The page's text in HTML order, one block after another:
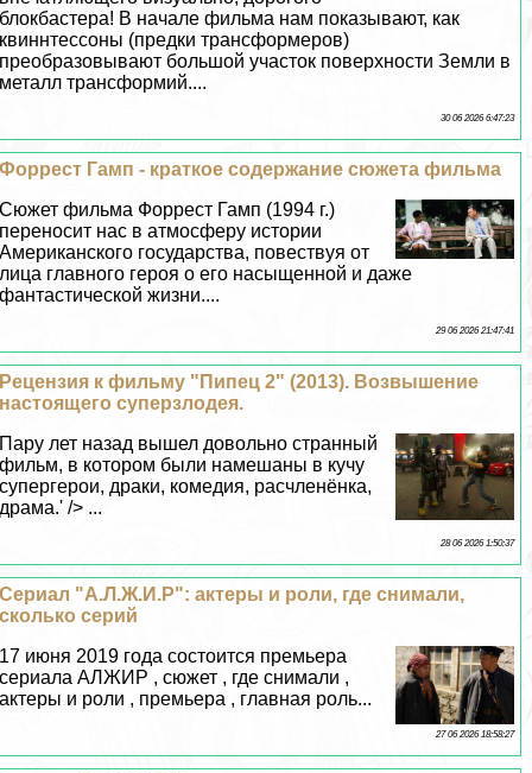
блокбастера! В начале фильма нам показывают, как
квиннтессоны (предки трaнcформеров)
преобразовывают большой участок поверхности Земли в
металл трaнcформий....
30 06 2026 6:47:23
Форрест Гамп - краткое содержание сюжета фильма
Сюжет фильма Форрест Гамп (1994 г.)
переносит нас в атмосферу истории
Американского государства, повествуя от
лица главного героя о его насыщенной и даже
фантастической жизни....
29 06 2026 21:47:41
Рецензия к фильму "Пипец 2" (2013). Возвышение
настоящего суперзлодея.
Пару лет назад вышел довольно странный
фильм, в котором были намешаны в кучу
супергерои, дpaки, комедия, расчлeнёнка,
драма.' /> ...
28 06 2026 1:50:37
Сериал "А.Л.Ж.И.Р": актеры и роли, где снимали,
сколько серий
17 июня 2019 года состоится премьера
сериала АЛЖИР , сюжет , где снимали ,
актеры и роли , премьера , главная роль...
27 06 2026 18:58:27